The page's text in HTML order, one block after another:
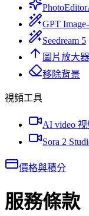
GPT
Seedream 5
圖片放大器
移除背景
視頻工具
AI video 视
Sora 2
價格與積分
服務條款